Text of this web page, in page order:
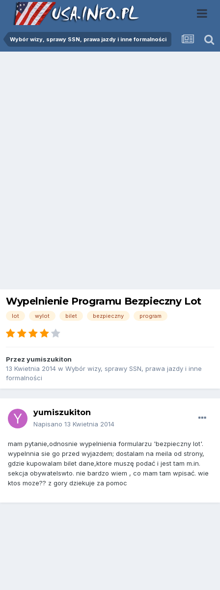
Wybór wizy, sprawy SSN, prawa jazdy i inne formalności
Wypelnienie Programu Bezpieczny Lot
lot wylot bilet bezpieczny program
Przez yumiszukiton
13 Kwietnia 2014 w Wybór wizy, sprawy SSN, prawa jazdy i inne
formalności
yumiszukiton
Napisano 13 Kwietnia 2014
mam pytanie,odnosnie wypelnienia formularzu 'bezpieczny lot'.
wypelnnia sie go przed wyjazdem; dostalam na meila od strony,
gdzie kupowalam bilet dane,ktore muszę podać i jest tam m.in.
sekcja obywatelswto. nie bardzo wiem , co mam tam wpisać. wie
ktos moze?? z gory dziekuje za pomoc